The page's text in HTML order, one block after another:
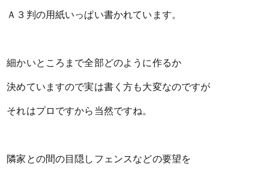
Ａ３判の用紙いっぱい書かれています。
細かいところまで全部どのように作るか
決めていますので実は書く方も大変なのですが
それはプロですから当然ですね。
隣家との間の目隠しフェンスなどの要望を